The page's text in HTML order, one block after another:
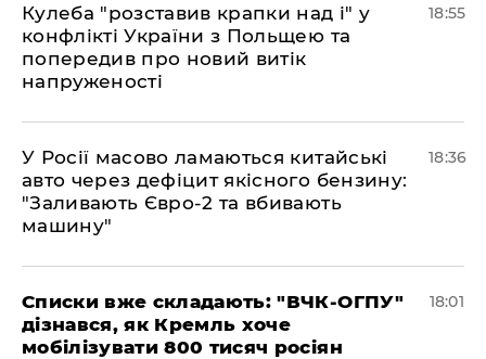
Кулеба "розставив крапки над і" у
конфлікті України з Польщею та
попередив про новий витік
напруженості
18:55
У Росії масово ламаються китайські
авто через дефіцит якісного бензину:
"Заливають Євро-2 та вбивають
машину"
18:36
Списки вже складають: "ВЧК-ОГПУ"
дізнався, як Кремль хоче
мобілізувати 800 тисяч росіян
18:01